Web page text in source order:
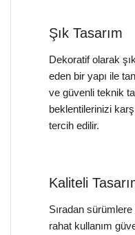
Şık Tasarım
Dekoratif olarak
eden bir yapı ile
ve güvenli teknik
beklentilerinizi
tercih edilir.
Kaliteli
Sıradan
rahat kullanım